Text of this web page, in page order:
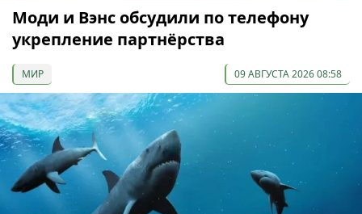
Моди и Вэнс обсудили по телефону
укрепление партнёрства
МИР 09 АВГУСТА 2026 08:58